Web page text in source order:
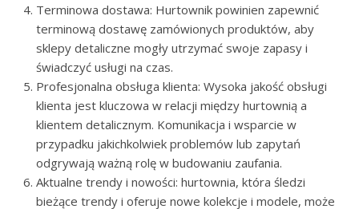
Terminowa dostawa: Hurtownik powinien zapewnić
terminową dostawę zamówionych produktów, aby
sklepy detaliczne mogły utrzymać swoje zapasy i
świadczyć usługi na czas.
Profesjonalna obsługa klienta: Wysoka jakość obsługi
klienta jest kluczowa w relacji między hurtownią a
klientem detalicznym. Komunikacja i wsparcie w
przypadku jakichkolwiek problemów lub zapytań
odgrywają ważną rolę w budowaniu zaufania.
Aktualne trendy i nowości: hurtownia, która śledzi
bieżące trendy i oferuje nowe kolekcje i modele, może